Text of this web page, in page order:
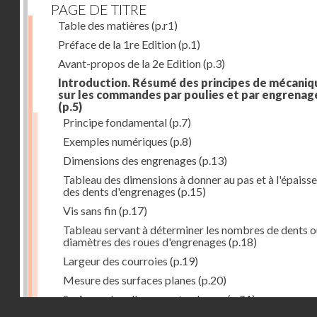
PAGE DE TITRE
Table des matières (p.r1)
Préface de la 1re Edition(p.1)
Avant-propos de la 2e Edition(p.3)
Introduction. Résumé des principes de
sur les commandes par poulies et par
(p.5)
Principe fondamental(p.7)
Exemples numériques (p.8)
Dimensions des engrenages (p.13)
Tableau des dimensions à donner au pas et à
des dents d'engrenages (p.15)
Vis sans fin(p.17)
Tableau servant à déterminer les nombres de dents
diamètres des roues d'engrenages (p.18)
Largeur des courroies (p.19)
Mesure des surfaces planes (p.20)
Surfaces dans l'espace et volumes(p.21)